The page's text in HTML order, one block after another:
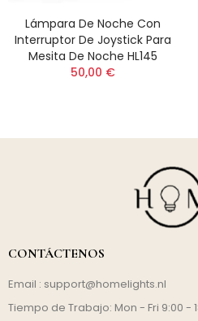
Lámpara De Noche Con
Interruptor De Joystick Para
Mesita De Noche HL145
50,00 €
CONTÁCTENOS
Email : support@homelights.nl
Tiempo de Trabajo: Mon - Fri 9:00 -